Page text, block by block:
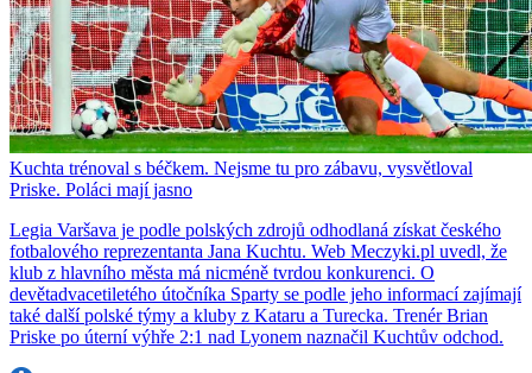
Kuchta trénoval s béčkem. Nejsme tu pro zábavu, vysvětloval
Priske. Poláci mají jasno
Legia Varšava je podle polských zdrojů odhodlaná získat českého
fotbalového reprezentanta Jana Kuchtu. Web Meczyki.pl uvedl, že
klub z hlavního města má nicméně tvrdou konkurenci. O
devětadvacetiletého útočníka Sparty se podle jeho informací zajímají
také další polské týmy a kluby z Kataru a Turecka. Trenér Brian
Priske po úterní výhře 2:1 nad Lyonem naznačil Kuchtův odchod.